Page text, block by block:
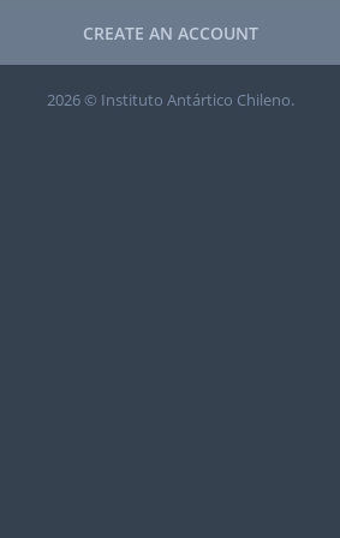
CREATE AN ACCOUNT
2026 © Instituto Antártico Chileno.